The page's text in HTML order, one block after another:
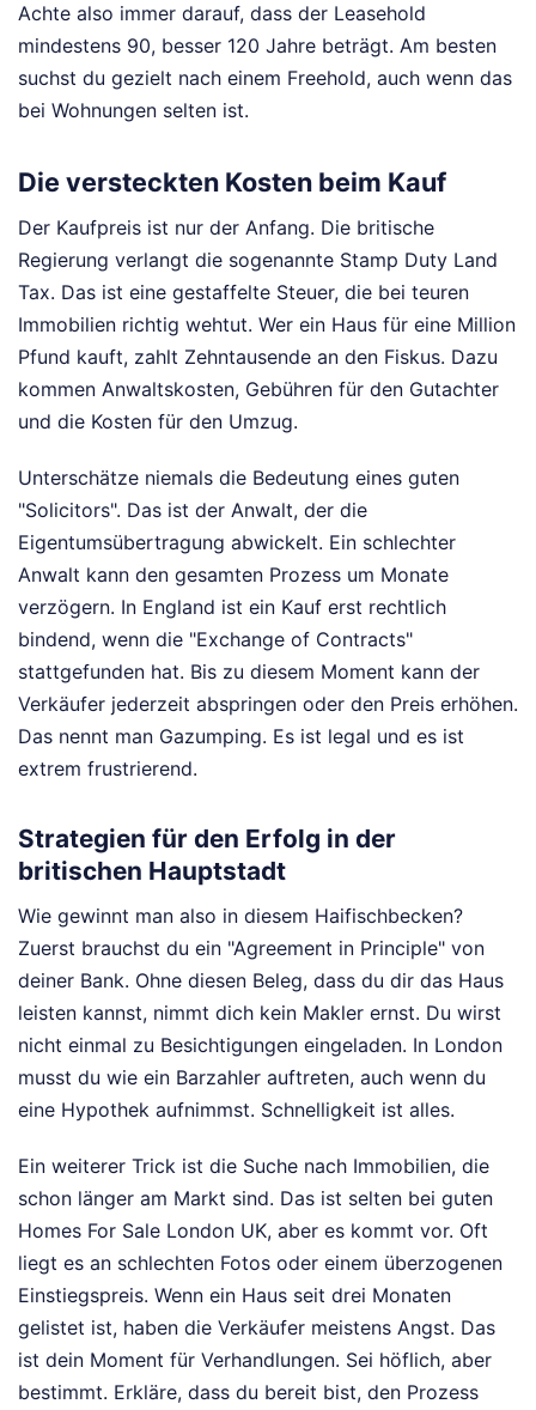
Achte also immer darauf, dass der Leasehold
mindestens 90, besser 120 Jahre beträgt. Am besten
suchst du gezielt nach einem Freehold, auch wenn das
bei Wohnungen selten ist.
Die versteckten Kosten beim Kauf
Der Kaufpreis ist nur der Anfang. Die britische
Regierung verlangt die sogenannte Stamp Duty Land
Tax. Das ist eine gestaffelte Steuer, die bei teuren
Immobilien richtig wehtut. Wer ein Haus für eine Million
Pfund kauft, zahlt Zehntausende an den Fiskus. Dazu
kommen Anwaltskosten, Gebühren für den Gutachter
und die Kosten für den Umzug.
Unterschätze niemals die Bedeutung eines guten
"Solicitors". Das ist der Anwalt, der die
Eigentumsübertragung abwickelt. Ein schlechter
Anwalt kann den gesamten Prozess um Monate
verzögern. In England ist ein Kauf erst rechtlich
bindend, wenn die "Exchange of Contracts"
stattgefunden hat. Bis zu diesem Moment kann der
Verkäufer jederzeit abspringen oder den Preis erhöhen.
Das nennt man Gazumping. Es ist legal und es ist
extrem frustrierend.
Strategien für den Erfolg in der
britischen Hauptstadt
Wie gewinnt man also in diesem Haifischbecken?
Zuerst brauchst du ein "Agreement in Principle" von
deiner Bank. Ohne diesen Beleg, dass du dir das Haus
leisten kannst, nimmt dich kein Makler ernst. Du wirst
nicht einmal zu Besichtigungen eingeladen. In London
musst du wie ein Barzahler auftreten, auch wenn du
eine Hypothek aufnimmst. Schnelligkeit ist alles.
Ein weiterer Trick ist die Suche nach Immobilien, die
schon länger am Markt sind. Das ist selten bei guten
Homes For Sale London UK, aber es kommt vor. Oft
liegt es an schlechten Fotos oder einem überzogenen
Einstiegspreis. Wenn ein Haus seit drei Monaten
gelistet ist, haben die Verkäufer meistens Angst. Das
ist dein Moment für Verhandlungen. Sei höflich, aber
bestimmt. Erkläre, dass du bereit bist, den Prozess